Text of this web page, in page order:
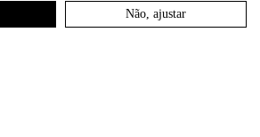
Não, ajustar